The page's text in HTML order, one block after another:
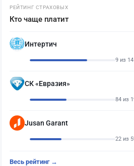
РЕЙТИНГ СТРАХОВЫХ
Кто чаще платит
Интертич
9 из
СК «Евразия»
84 из
Jusan Garant
22 из
Весь рейтинг →